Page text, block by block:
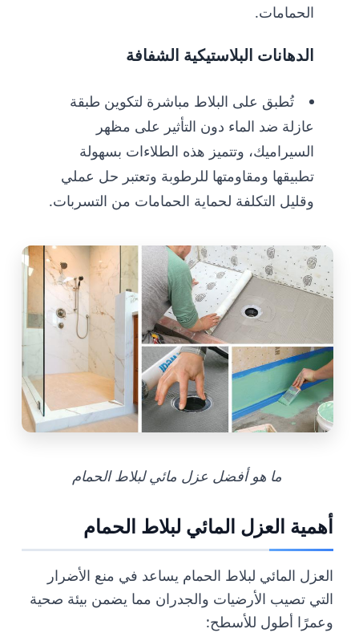
الحمامات.
الدهانات البلاستيكية الشفافة
تُطبق على البلاط مباشرة لتكوين طبقة
عازلة ضد الماء دون التأثير على مظهر
السيراميك، وتتميز هذه الطلاءات بسهولة
تطبيقها ومقاومتها للرطوبة وتعتبر حل عملي
وقليل التكلفة لحماية الحمامات من التسربات.
ما هو أفضل عزل مائي لبلاط الحمام
أهمية العزل المائي لبلاط الحمام
العزل المائي لبلاط الحمام يساعد في منع الأضرار
التي تصيب الأرضيات والجدران مما يضمن بيئة صحية
وعمرًا أطول للأسطح: